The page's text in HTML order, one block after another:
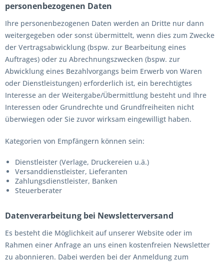
personenbezogenen Daten
Ihre personenbezogenen Daten werden an Dritte nur dann
weitergegeben oder sonst übermittelt, wenn dies zum Zwecke
der Vertragsabwicklung (bspw. zur Bearbeitung eines
Auftrages) oder zu Abrechnungszwecken (bspw. zur
Abwicklung eines Bezahlvorgangs beim Erwerb von Waren
oder Dienstleistungen) erforderlich ist, ein berechtigtes
Interesse an der Weitergabe/Übermittlung besteht und Ihre
Interessen oder Grundrechte und Grundfreiheiten nicht
überwiegen oder Sie zuvor wirksam eingewilligt haben.
Kategorien von Empfängern können sein:
Dienstleister (Verlage, Druckereien u.ä.)
Versanddienstleister, Lieferanten
Zahlungsdienstleister, Banken
Steuerberater
Datenverarbeitung bei Newsletterversand
Es besteht die Möglichkeit auf unserer Website oder im
Rahmen einer Anfrage an uns einen kostenfreien Newsletter
zu abonnieren. Dabei werden bei der Anmeldung zum